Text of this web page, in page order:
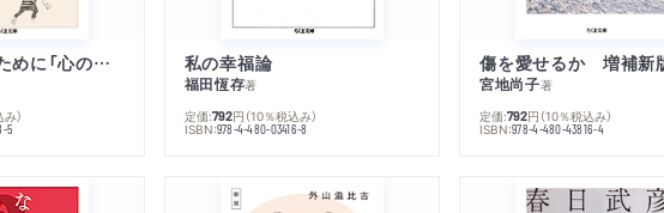
子は親を救うために「心の病」になる
）
5
私の幸福論
福田恆存著
定価:792円 （10％税込み）
ISBN:978-4-480-03416-8
傷を愛せるか 増補新
宮地尚子著
定価:792円 （10％税込み）
ISBN:978-4-480-43816-4